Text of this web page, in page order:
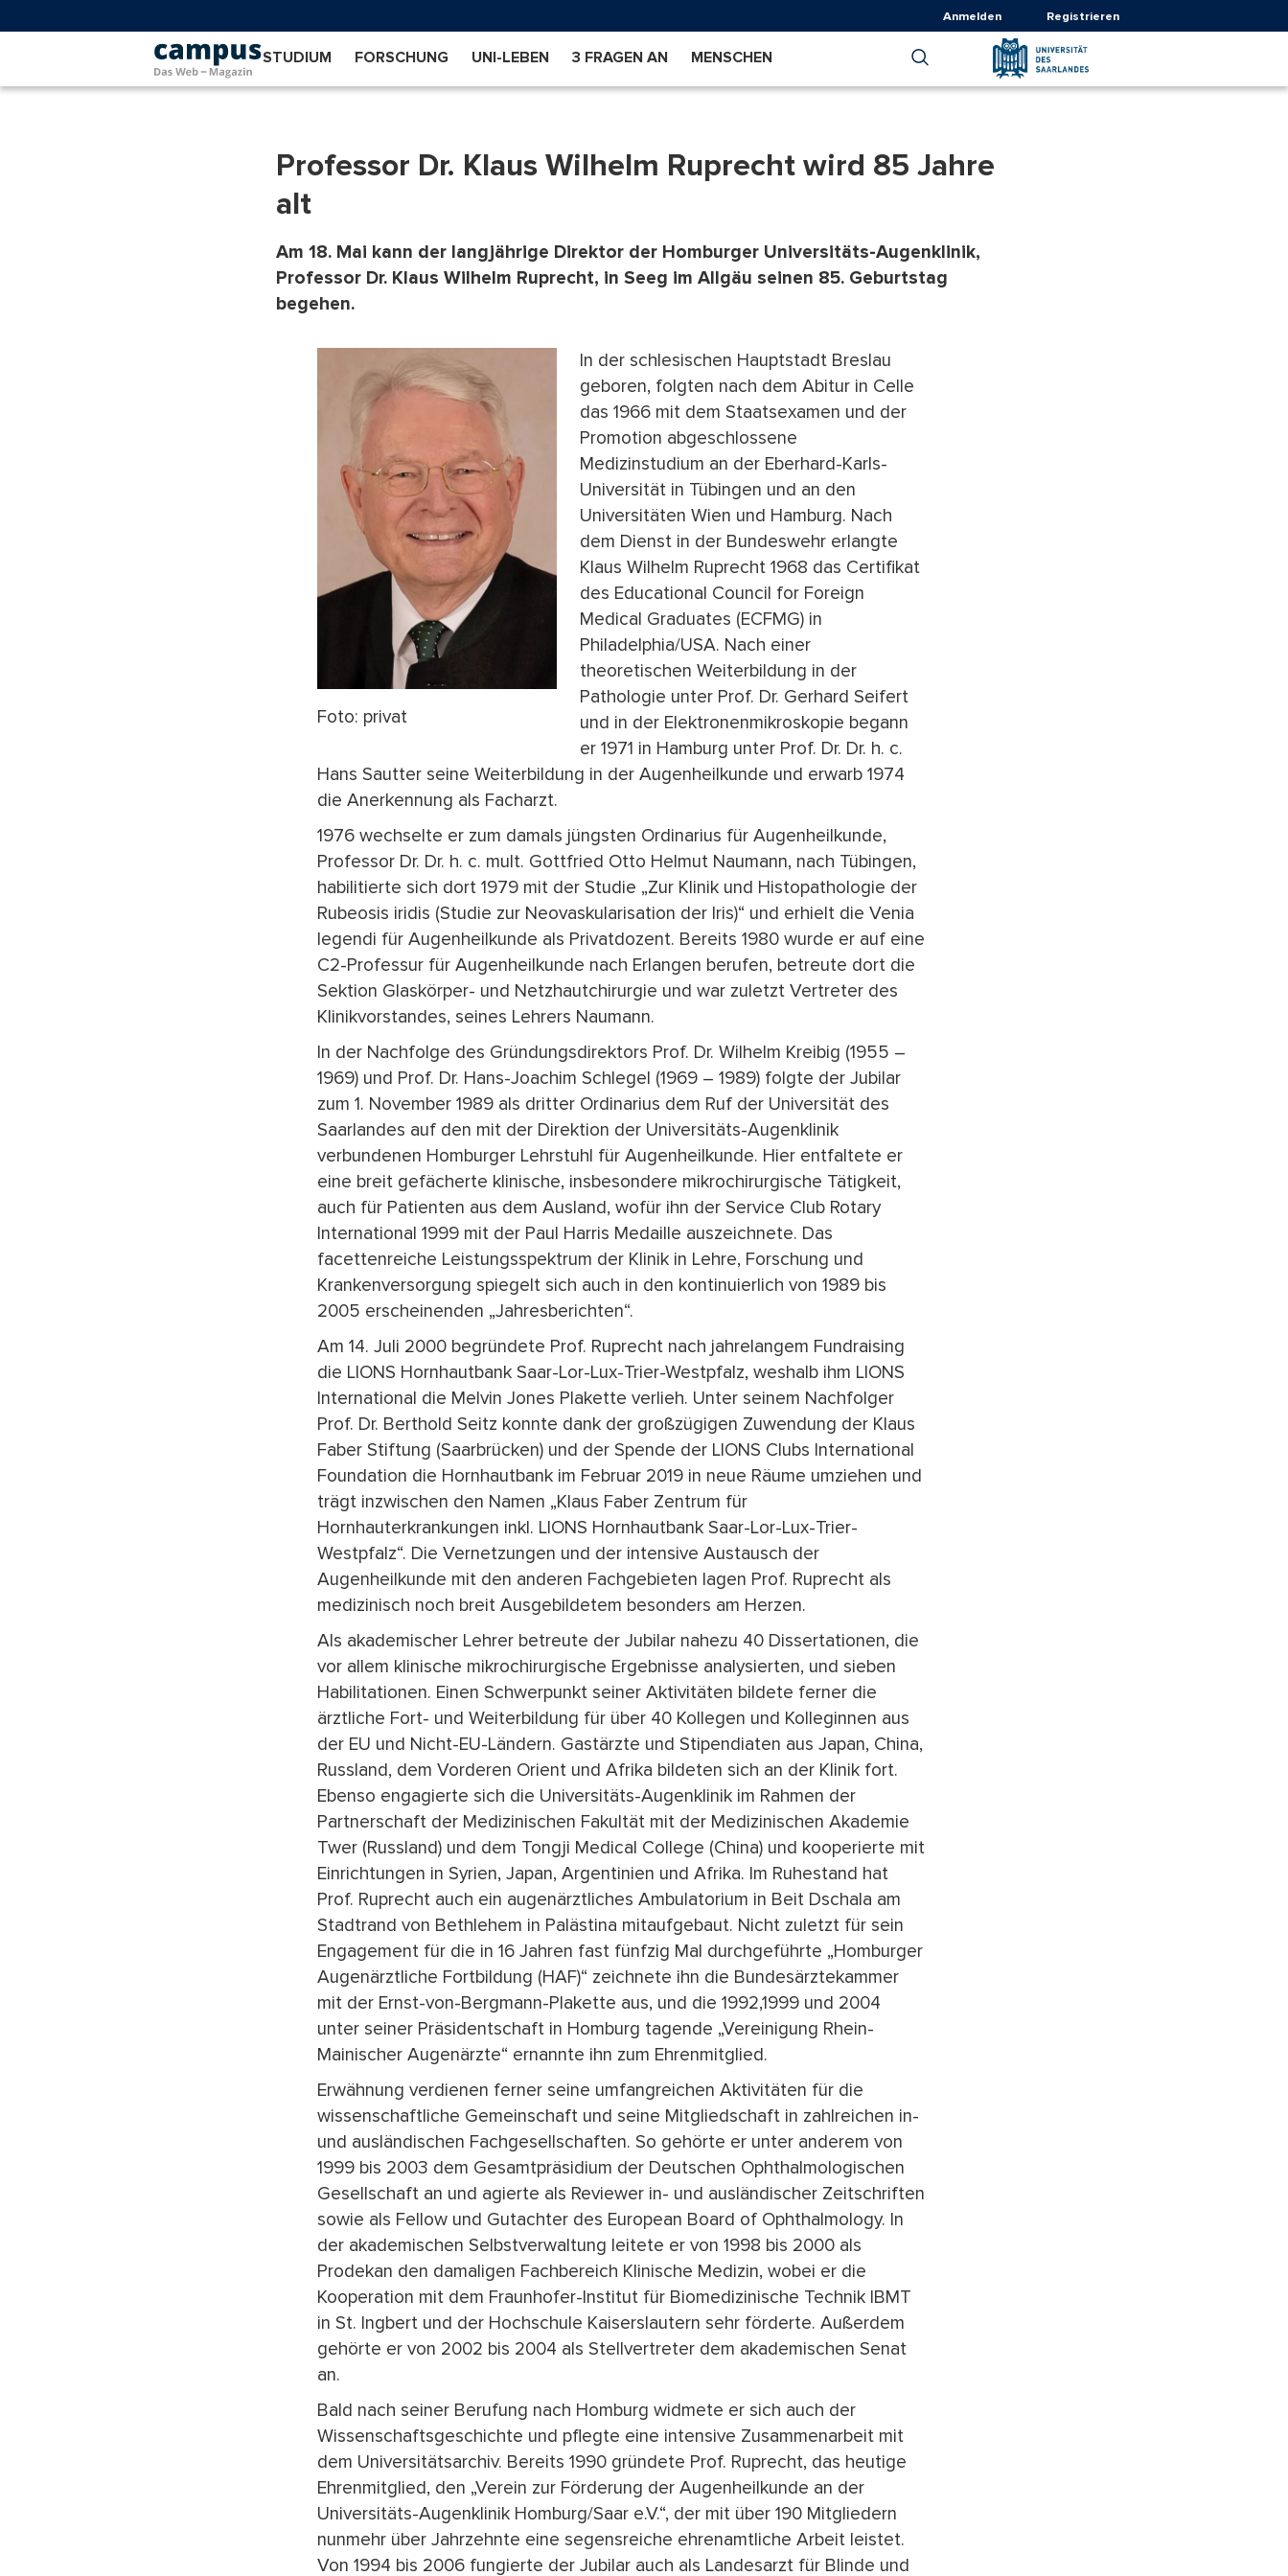
zum
Anmelden Registrieren
STUDIUM FORSCHUNG UNI-LEBEN 3 FRAGEN AN MENSCHEN
Professor Dr. Klaus Wilhelm Ruprecht wird 85 Jahre
alt
Am 18. Mai kann der langjährige Direktor der Homburger Universitäts-Augenklinik,
Professor Dr. Klaus Wilhelm Ruprecht, in Seeg im Allgäu seinen 85. Geburtstag
begehen.
Foto: privat
In der schlesischen Hauptstadt Breslau
geboren, folgten nach dem Abitur in Celle
das 1966 mit dem Staatsexamen und der
Promotion abgeschlossene
Medizinstudium an der Eberhard-Karls-
Universität in Tübingen und an den
Universitäten Wien und Hamburg. Nach
dem Dienst in der Bundeswehr erlangte
Klaus Wilhelm Ruprecht 1968 das Certifikat
des Educational Council for Foreign
Medical Graduates (ECFMG) in
Philadelphia/USA. Nach einer
theoretischen Weiterbildung in der
Pathologie unter Prof. Dr. Gerhard Seifert
und in der Elektronenmikroskopie begann
er 1971 in Hamburg unter Prof. Dr. Dr. h. c.
Hans Sautter seine Weiterbildung in der Augenheilkunde und erwarb 1974
die Anerkennung als Facharzt.
1976 wechselte er zum damals jüngsten Ordinarius für Augenheilkunde,
Professor Dr. Dr. h. c. mult. Gottfried Otto Helmut Naumann, nach Tübingen,
habilitierte sich dort 1979 mit der Studie „Zur Klinik und Histopathologie der
Rubeosis iridis (Studie zur Neovaskularisation der Iris)“ und erhielt die Venia
legendi für Augenheilkunde als Privatdozent. Bereits 1980 wurde er auf eine
C2-Professur für Augenheilkunde nach Erlangen berufen, betreute dort die
Sektion Glaskörper- und Netzhautchirurgie und war zuletzt Vertreter des
Klinikvorstandes, seines Lehrers Naumann.
In der Nachfolge des Gründungsdirektors Prof. Dr. Wilhelm Kreibig (1955 –
1969) und Prof. Dr. Hans-Joachim Schlegel (1969 – 1989) folgte der Jubilar
zum 1. November 1989 als dritter Ordinarius dem Ruf der Universität des
Saarlandes auf den mit der Direktion der Universitäts-Augenklinik
verbundenen Homburger Lehrstuhl für Augenheilkunde. Hier entfaltete er
eine breit gefächerte klinische, insbesondere mikrochirurgische Tätigkeit,
auch für Patienten aus dem Ausland, wofür ihn der Service Club Rotary
International 1999 mit der Paul Harris Medaille auszeichnete. Das
facettenreiche Leistungsspektrum der Klinik in Lehre, Forschung und
Krankenversorgung spiegelt sich auch in den kontinuierlich von 1989 bis
2005 erscheinenden „Jahresberichten“.
Am 14. Juli 2000 begründete Prof. Ruprecht nach jahrelangem Fundraising
die LIONS Hornhautbank Saar-Lor-Lux-Trier-Westpfalz, weshalb ihm LIONS
International die Melvin Jones Plakette verlieh. Unter seinem Nachfolger
Prof. Dr. Berthold Seitz konnte dank der großzügigen Zuwendung der Klaus
Faber Stiftung (Saarbrücken) und der Spende der LIONS Clubs International
Foundation die Hornhautbank im Februar 2019 in neue Räume umziehen und
trägt inzwischen den Namen „Klaus Faber Zentrum für
Hornhauterkrankungen inkl. LIONS Hornhautbank Saar-Lor-Lux-Trier-
Westpfalz“. Die Vernetzungen und der intensive Austausch der
Augenheilkunde mit den anderen Fachgebieten lagen Prof. Ruprecht als
medizinisch noch breit Ausgebildetem besonders am Herzen.
Als akademischer Lehrer betreute der Jubilar nahezu 40 Dissertationen, die
vor allem klinische mikrochirurgische Ergebnisse analysierten, und sieben
Habilitationen. Einen Schwerpunkt seiner Aktivitäten bildete ferner die
ärztliche Fort- und Weiterbildung für über 40 Kollegen und Kolleginnen aus
der EU und Nicht-EU-Ländern. Gastärzte und Stipendiaten aus Japan, China,
Russland, dem Vorderen Orient und Afrika bildeten sich an der Klinik fort.
Ebenso engagierte sich die Universitäts-Augenklinik im Rahmen der
Partnerschaft der Medizinischen Fakultät mit der Medizinischen Akademie
Twer (Russland) und dem Tongji Medical College (China) und kooperierte mit
Einrichtungen in Syrien, Japan, Argentinien und Afrika. Im Ruhestand hat
Prof. Ruprecht auch ein augenärztliches Ambulatorium in Beit Dschala am
Stadtrand von Bethlehem in Palästina mitaufgebaut. Nicht zuletzt für sein
Engagement für die in 16 Jahren fast fünfzig Mal durchgeführte „Homburger
Augenärztliche Fortbildung (HAF)“ zeichnete ihn die Bundesärztekammer
mit der Ernst-von-Bergmann-Plakette aus, und die 1992,1999 und 2004
unter seiner Präsidentschaft in Homburg tagende „Vereinigung Rhein-
Mainischer Augenärzte“ ernannte ihn zum Ehrenmitglied.
Erwähnung verdienen ferner seine umfangreichen Aktivitäten für die
wissenschaftliche Gemeinschaft und seine Mitgliedschaft in zahlreichen in-
und ausländischen Fachgesellschaften. So gehörte er unter anderem von
1999 bis 2003 dem Gesamtpräsidium der Deutschen Ophthalmologischen
Gesellschaft an und agierte als Reviewer in- und ausländischer Zeitschriften
sowie als Fellow und Gutachter des European Board of Ophthalmology. In
der akademischen Selbstverwaltung leitete er von 1998 bis 2000 als
Prodekan den damaligen Fachbereich Klinische Medizin, wobei er die
Kooperation mit dem Fraunhofer-Institut für Biomedizinische Technik IBMT
in St. Ingbert und der Hochschule Kaiserslautern sehr förderte. Außerdem
gehörte er von 2002 bis 2004 als Stellvertreter dem akademischen Senat
an.
Bald nach seiner Berufung nach Homburg widmete er sich auch der
Wissenschaftsgeschichte und pflegte eine intensive Zusammenarbeit mit
dem Universitätsarchiv. Bereits 1990 gründete Prof. Ruprecht, das heutige
Ehrenmitglied, den „Verein zur Förderung der Augenheilkunde an der
Universitäts-Augenklinik Homburg/Saar e.V.“, der mit über 190 Mitgliedern
nunmehr über Jahrzehnte eine segensreiche ehrenamtliche Arbeit leistet.
Von 1994 bis 2006 fungierte der Jubilar auch als Landesarzt für Blinde und